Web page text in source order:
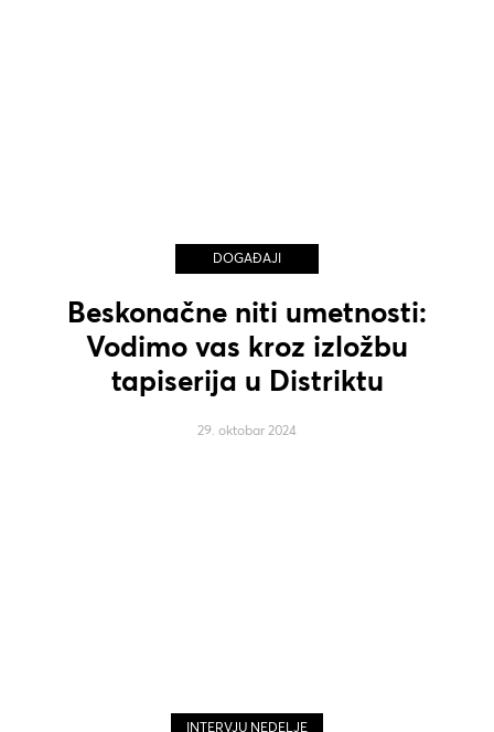
DOGAĐAJI
Beskonačne niti umetnosti:
Vodimo vas kroz izložbu
tapiserija u Distriktu
29. oktobar 2024
INTERVJU NEDELJE